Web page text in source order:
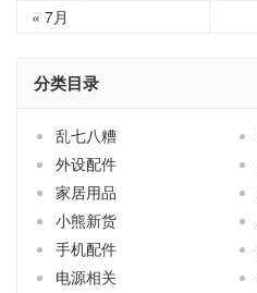
« 7月
分类目录
乱七八糟
外设配件
家居用品
小熊新货
手机配件
电源相关